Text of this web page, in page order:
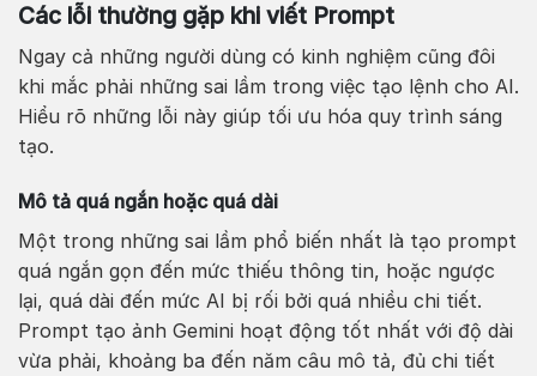
Các lỗi thường gặp khi viết Prompt
Ngay cả những người dùng có kinh nghiệm cũng đôi
khi mắc phải những sai lầm trong việc tạo lệnh cho AI.
Hiểu rõ những lỗi này giúp tối ưu hóa quy trình sáng
tạo.
Mô tả quá ngắn hoặc quá dài
Một trong những sai lầm phổ biến nhất là tạo prompt
quá ngắn gọn đến mức thiếu thông tin, hoặc ngược
lại, quá dài đến mức AI bị rối bởi quá nhiều chi tiết.
Prompt tạo ảnh Gemini hoạt động tốt nhất với độ dài
vừa phải, khoảng ba đến năm câu mô tả, đủ chi tiết